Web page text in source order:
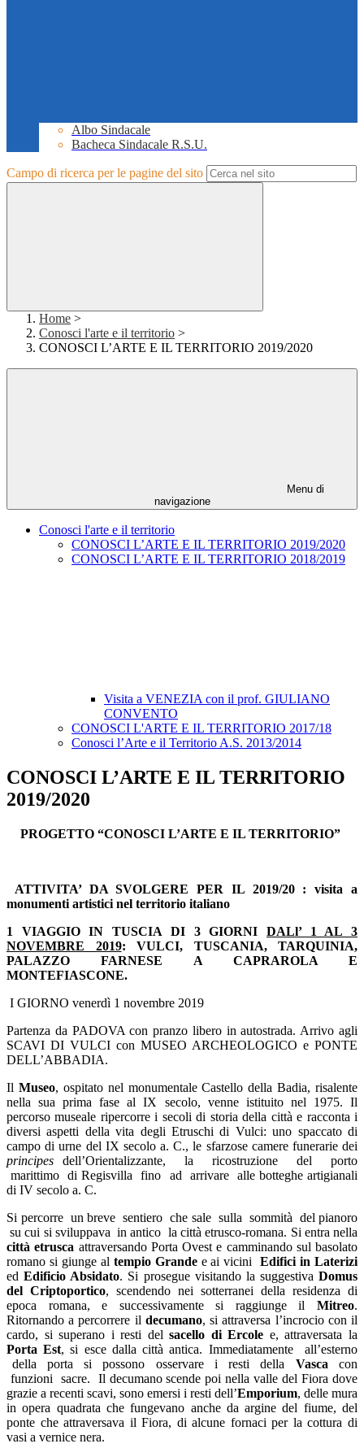
Albo Sindacale
Bacheca Sindacale R.S.U.
Campo di ricerca per le pagine del sito
Home >
Conosci l'arte e il territorio >
CONOSCI L’ARTE E IL TERRITORIO 2019/2020
Menu di
navigazione
Conosci l'arte e il territorio
CONOSCI L’ARTE E IL TERRITORIO 2019/2020
CONOSCI L’ARTE E IL TERRITORIO 2018/2019
Visita a VENEZIA con il prof. GIULIANO
CONVENTO
CONOSCI L'ARTE E IL TERRITORIO 2017/18
Conosci l’Arte e il Territorio A.S. 2013/2014
CONOSCI L’ARTE E IL TERRITORIO
2019/2020
PROGETTO “CONOSCI L’ARTE E IL TERRITORIO”
ATTIVITA’ DA SVOLGERE PER IL 2019/20 : visita a
monumenti artistici nel territorio italiano
1
VIAGGIO IN TUSCIA DI 3 GIORNI DALl’ 1 AL 3
NOVEMBRE 2019: VULCI, TUSCANIA, TARQUINIA,
PALAZZO FARNESE A CAPRAROLA E
MONTEFIASCONE.
I GIORNO venerdì 1 novembre 2019
Partenza da PADOVA con pranzo libero in autostrada. Arrivo agli
SCAVI DI VULCI con MUSEO ARCHEOLOGICO e PONTE
DELL’ABBADIA.
Il Museo, ospitato nel monumentale Castello della Badia, risalente
nella sua prima fase al IX secolo, venne istituito nel 1975. Il
percorso museale ripercorre i secoli di storia della città e racconta i
diversi aspetti della vita degli Etruschi di Vulci: uno spaccato di
campo di urne del IX secolo a. C., le sfarzose camere funerarie dei
principesdell’Orientalizzante, la ricostruzione del porto
marittimo di Regisvilla fino ad arrivare alle botteghe artigianali
di IV secolo a. C.
Si percorre un breve sentiero che sale sulla sommità del pianoro
su cui si sviluppava in antico la città etrusco-romana. Si entra nella
città etrusca attraversando Porta Ovest e camminando sul basolato
romano si giunge al tempio Grande e ai viciniEdifici in Laterizi
edEdificio Absidato. Si prosegue visitando la suggestiva Domus
del Criptoportico, scendendo nei sotterranei della residenza di
epoca romana, e successivamente si raggiunge il Mitreo.
Ritornando a percorrere il decumano, si attraversa l’incrocio con il
cardo, si superano i resti delsacello di Ercole e, attraversata la
Porta Est, si esce dalla città antica. Immediatamente all’esterno
della porta si possono osservare i resti della Vascacon
funzioni sacre. Il decumano scende poi nella valle del Fiora dove
grazie a recenti scavi, sono emersi i resti dell’Emporium, delle mura
in opera quadrata che fungevano anche da argine del fiume, del
ponte che attraversava il Fiora, di alcune fornaci per la cottura di
vasi a vernice nera.